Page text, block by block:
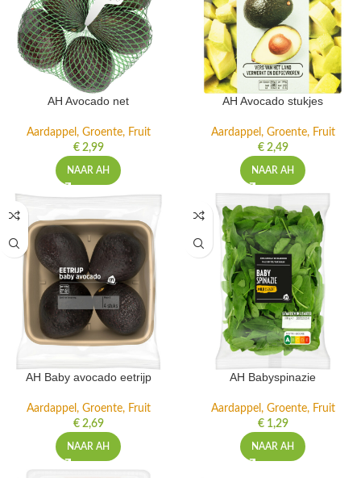
AH Avocado net
Aardappel, Groente, Fruit
€2,99
NAAR AH
AH Avocado stukjes
Aardappel, Groente, Fruit
€2,49
NAAR AH
AH Baby avocado eetrijp
Aardappel, Groente, Fruit
€2,69
NAAR AH
AH Babyspinazie
Aardappel, Groente, Fruit
€1,29
NAAR AH